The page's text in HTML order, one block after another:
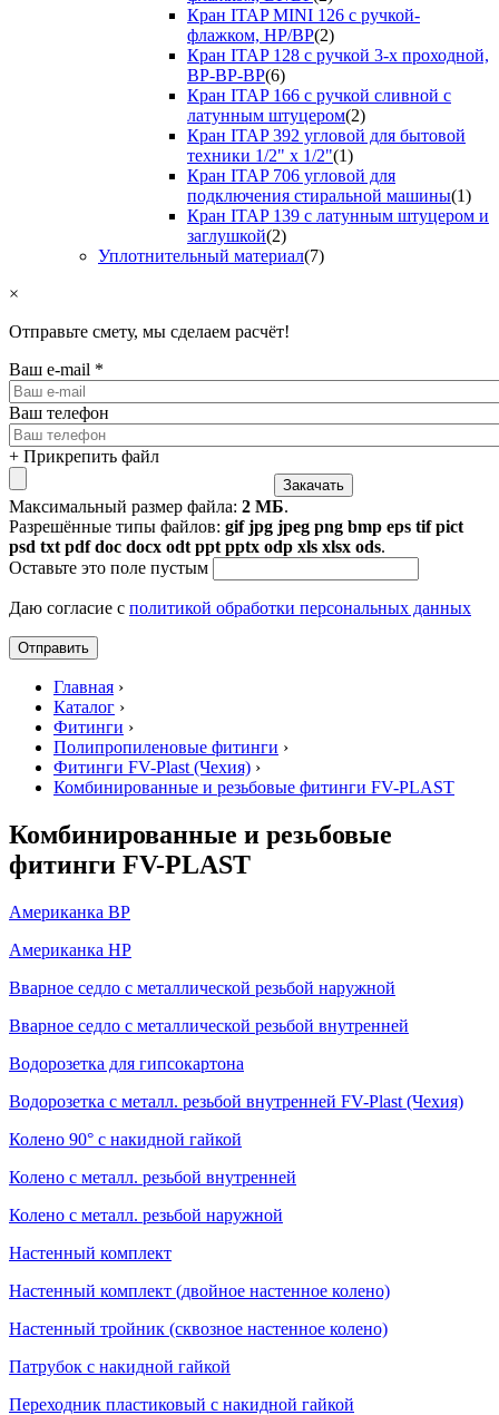
Кран ITAP MINI 126 с ручкой-
флажком, НР/ВР(2)
Кран ITAP 128 с ручкой 3-х проходной,
ВР-ВР-ВР(6)
Кран ITAP 166 с ручкой сливной с
латунным штуцером(2)
Кран ITAP 392 угловой для бытовой
техники 1/2" х 1/2"(1)
Кран ITAP 706 угловой для
подключения стиральной машины(1)
Кран ITAP 139 с латунным штуцером и
заглушкой(2)
Уплотнительный материал(7)
×
Отправьте смету, мы сделаем расчёт!
Ваш e-mail *
Ваш телефон
+ Прикрепить файл
Максимальный размер файла: 2 МБ.
Разрешённые типы файлов: gif jpg jpeg png bmp eps tif pict
psd txt pdf doc docx odt ppt pptx odp xls xlsx ods.
Оставьте это поле пустым
Даю согласие с политикой обработки персональных данных
Главная ›
Каталог ›
Фитинги ›
Полипропиленовые фитинги ›
Фитинги FV-Plast (Чехия) ›
Комбинированные и резьбовые фитинги FV-PLAST
Комбинированные и резьбовые
фитинги FV-PLAST
Американка ВР
Американка НР
Вварное седло с металлической резьбой наружной
Вварное седло с металлической резьбой внутренней
Водорозетка для гипсокартона
Водорозетка с металл. резьбой внутренней FV-Plast (Чехия)
Колено 90° с накидной гайкой
Колено с металл. резьбой внутренней
Колено с металл. резьбой наружной
Настенный комплект
Настенный комплект (двойное настенное колено)
Настенный тройник (сквозное настенное колено)
Патрубок с накидной гайкой
Переходник пластиковый с накидной гайкой